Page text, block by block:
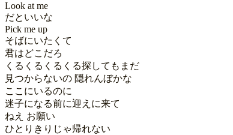
Look at me
だといいな
Pick me up
そばにいたくて
君はどこだろ
くるくるくるくる探してもまだ
見つからないの 隠れんぼかな
ここにいるのに
迷子になる前に迎えに来て
ねえ お願い
ひとりきりじゃ帰れない